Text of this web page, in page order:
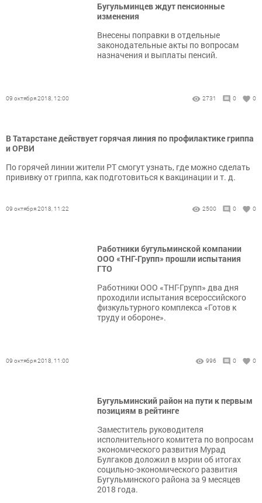
Бугульминцев ждут пенсионные
изменения
Внесены поправки в отдельные
законодательные акты по вопросам
назначения и выплаты пенсий.
09 октября 2018, 12:00 2731 0 0
В Татарстане действует горячая линия по профилактике гриппа
и ОРВИ
По горячей линии жители РТ смогут узнать, где можно сделать
прививку от гриппа, как подготовиться к вакцинации и т. д.
09 октября 2018, 11:22 2500 0 0
Работники бугульминской компании
ООО «ТНГ-Групп» прошли испытания
ГТО
Работники ООО «ТНГ-Групп» два дня
проходили испытания всероссийского
физкультурного комплекса «Готов к
труду и обороне».
09 октября 2018, 11:00 996 0 0
Бугульминский район на пути к первым
позициям в рейтинге
Заместитель руководителя
исполнительного комитета по вопросам
экономического развития Мурад
Булгаков доложил в мэрии об итогах
социльно-экономического развития
Бугульминского района за 9 месяцев
2018 года.